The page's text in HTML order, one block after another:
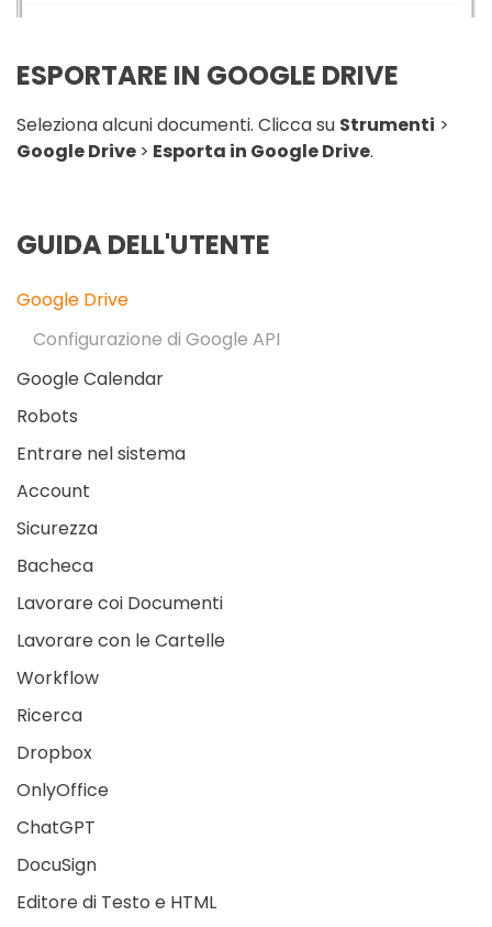
ESPORTARE IN GOOGLE DRIVE
Seleziona alcuni documenti. Clicca su Strumenti >
Google Drive > Esporta in Google Drive.
GUIDA DELL'UTENTE
Google Drive
Configurazione di Google API
Google Calendar
Robots
Entrare nel sistema
Account
Sicurezza
Bacheca
Lavorare coi Documenti
Lavorare con le Cartelle
Workflow
Ricerca
Dropbox
OnlyOffice
ChatGPT
DocuSign
Editore di Testo e HTML